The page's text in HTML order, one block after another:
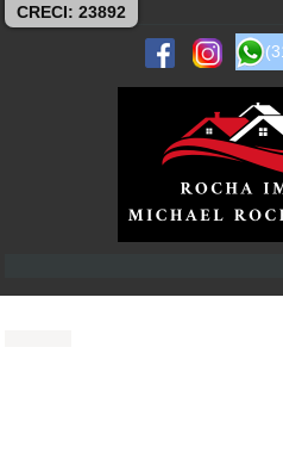
CRECI: 23892